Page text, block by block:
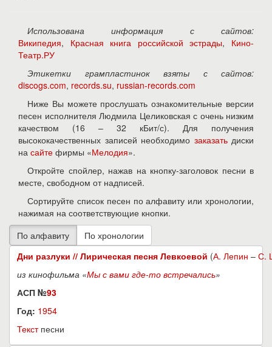
Использована информация с сайтов:
Википедия, Красная книга российской эстрады, Кино-
Театр.РУ
Этикетки грампластинок взяты с сайтов:
discogs.com, records.su, russian-records.com
Ниже Вы можете прослушать ознакомительные версии
песен исполнителя Людмила Целиковская с очень низким
качеством (16 – 32 кБит/с). Для получения
высококачественных записей необходимо заказатьдиски
на сайте фирмы «Мелодия».
Откройте спойлер, нажав на кнопку-заголовок песни в
месте, свободном от надписей.
Сортируйте список песен по алфавиту или хронологии,
нажимая на соответствующие кнопки.
Дни разлуки // Лирическая песня Левкоевой (А. Лепин – С.
из кинофильма «Мы с вами где-то встречались»
АСП №93
Год: 1954
Текстпесни